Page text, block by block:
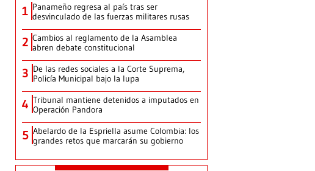
1 Panameño regresa al país tras ser
desvinculado de las fuerzas militares rusas
2 Cambios al reglamento de la Asamblea
abren debate constitucional
3 De las redes sociales a la Corte Suprema,
Policía Municipal bajo la lupa
4 Tribunal mantiene detenidos a imputados en
Operación Pandora
5 Abelardo de la Espriella asume Colombia: los
grandes retos que marcarán su gobierno